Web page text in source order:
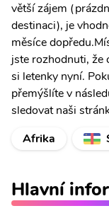
větší zájem
destinaci), je
měsíce
jste rozhodnuti, že
si letenky nyní.
přemýšlíte v
sledovat naši
Afrika
Hlavní